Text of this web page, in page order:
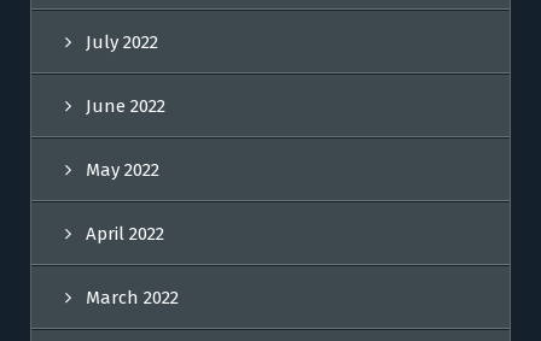
July 2022
June 2022
May 2022
April 2022
March 2022